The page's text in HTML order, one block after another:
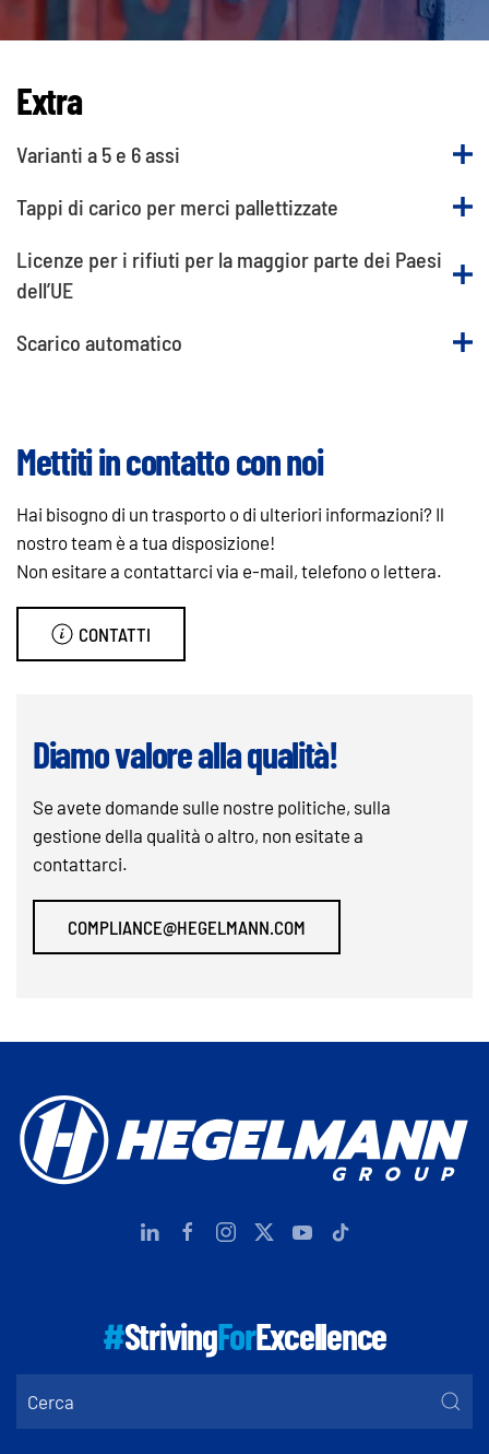
Extra
Varianti a 5 e 6 assi
Tappi di carico per merci pallettizzate
Licenze per i rifiuti per la maggior parte dei Paesi
dell’UE
Scarico automatico
Mettiti in contatto con noi
Hai bisogno di un trasporto o di ulteriori informazioni? Il
nostro team è a tua disposizione!
Non esitare a contattarci via e-mail, telefono o lettera.
CONTATTI
Diamo valore alla qualità!
Se avete domande sulle nostre politiche, sulla
gestione della qualità o altro, non esitate a
contattarci.
COMPLIANCE@HEGELMANN.COM
#StrivingForExcellence